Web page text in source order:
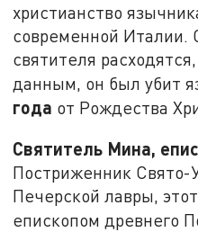
христианство
современной Италии.
святителя
данным, он был убит
года от Рождества
Святитель Мина,
Постриженник Свято-
Печерской лавры,
епископом древнего